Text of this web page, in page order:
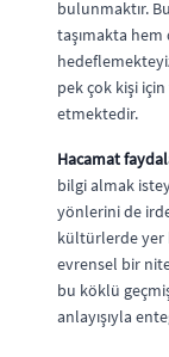
bulunmaktır.
taşımakta hem
pek çok kişi
etmektedir.
Hacamat
bilgi almak
yönlerini de
kültürlerde yer
evrensel bir
bu köklü
anlayışıyla